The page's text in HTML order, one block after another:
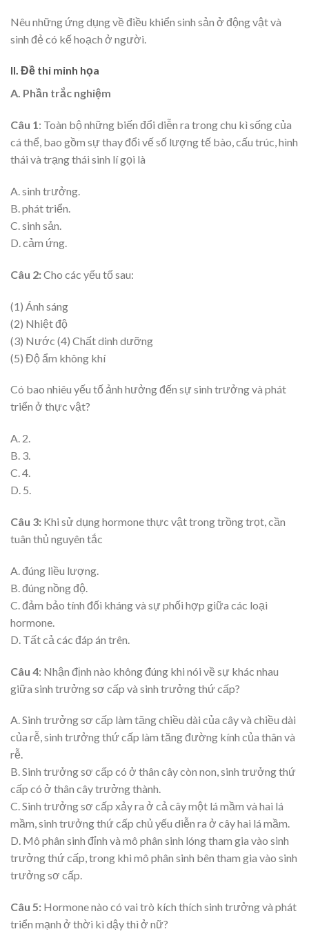
Nêu những ứng dụng về điều khiển sinh sản ở động vật và
sinh đẻ có kế hoạch ở người.
II. Đề thi minh họa
A. Phần trắc nghiệm
Câu 1: Toàn bộ những biến đổi diễn ra trong chu kì sống của
cá thể, bao gồm sự thay đổi vế số lượng tế bào, cấu trúc, hình
thái và trạng thái sinh lí gọi là
A. sinh trưởng.
B. phát triển.
C. sinh sản.
D. cảm ứng.
Câu 2:Cho các yếu tố sau:
(1) Ánh sáng
(2) Nhiệt độ
(3) Nước (4) Chất dinh dưỡng
(5) Độ ẩm không khí
Có bao nhiêu yếu tố ảnh hưởng đến sự sinh trưởng và phát
triển ở thực vật?
A. 2.
B. 3.
C. 4.
D. 5.
Câu 3: Khi sử dụng hormone thực vật trong trồng trọt, cần
tuân thủ nguyên tắc
A. đúng liều lượng.
B. đúng nồng độ.
C. đảm bảo tính đối kháng và sự phối hợp giữa các loại
hormone.
D. Tất cả các đáp án trên.
Câu 4: Nhận định nào không đúng khi nói về sự khác nhau
giữa sinh trưởng sơ cấp và sinh trưởng thứ cấp?
A. Sinh trưởng sơ cấp làm tăng chiều dài của cây và chiều dài
của rễ, sinh trưởng thứ cấp làm tăng đường kính của thân và
rễ.
B. Sinh trưởng sơ cấp có ở thân cây còn non, sinh trưởng thứ
cấp có ở thân cây trưởng thành.
C. Sinh trưởng sơ cấp xảy ra ở cả cây một lá mầm và hai lá
mầm, sinh trưởng thứ cấp chủ yếu diễn ra ở cây hai lá mầm.
D. Mô phân sinh đỉnh và mô phân sinh lóng tham gia vào sinh
trưởng thứ cấp, trong khi mô phân sinh bên tham gia vào sinh
trưởng sơ cấp.
Câu 5: Hormone nào có vai trò kích thích sinh trưởng và phát
triển mạnh ở thời kì dậy thì ở nữ?